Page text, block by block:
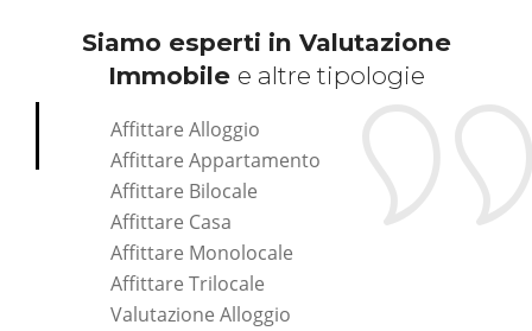
Siamo esperti in Valutazione
Immobile e altre tipologie
Affittare Alloggio
Affittare Appartamento
Affittare Bilocale
Affittare Casa
Affittare Monolocale
Affittare Trilocale
Valutazione Alloggio